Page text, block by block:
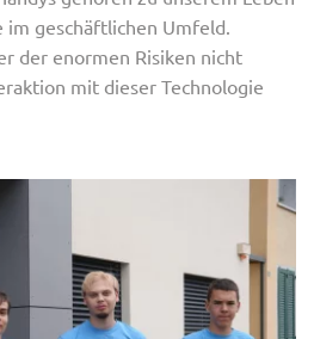
geschäftlichen Umfeld.
der enormen Risiken nicht
mit dieser Technologie